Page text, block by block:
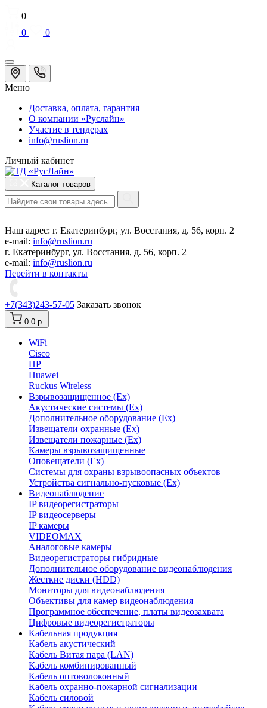
0
0
0
Меню
Доставка, оплата, гарантия
О компании «Руслайн»
Участие в тендерах
info@ruslion.ru
Личный кабинет
Каталог товаров
Наш адрес: г. Екатеринбург, ул. Восстания, д. 56, корп. 2
e-mail: info@ruslion.ru
г. Екатеринбург, ул. Восстания, д. 56, корп. 2
e-mail: info@ruslion.ru
Перейти в контакты
+7(343)243-57-05 Заказать звонок
0 0 р.
WiFi
Cisco
HP
Huawei
Ruckus Wireless
Взрывозащищенное (Ex)
Акустические системы (Ex)
Дополнительное оборудование (Ex)
Извещатели охранные (Ex)
Извещатели пожарные (Ex)
Камеры взрывозащищенные
Оповещатели (Ex)
Системы для охраны взрывоопасных объектов
Устройства сигнально-пусковые (Ex)
Видеонаблюдение
IP видеорегистраторы
IP видеосерверы
IP камеры
VIDEOMAX
Аналоговые камеры
Видеорегистраторы гибридные
Дополнительное оборудование видеонаблюдения
Жесткие диски (HDD)
Мониторы для видеонаблюдения
Объективы для камер видеонаблюдения
Программное обеспечение, платы видеозахвата
Цифровые видеорегистраторы
Кабельная продукция
Кабель акустический
Кабель Витая пара (LAN)
Кабель комбинированный
Кабель оптоволоконный
Кабель охранно-пожарной сигнализации
Кабель силовой